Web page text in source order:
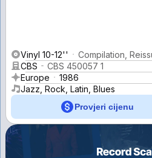
Vinyl 10-12''
Compilation,
CBS
CBS 450057 1
Europe
1986
Jazz, Rock, Latin, Blues
Provjeri cijenu